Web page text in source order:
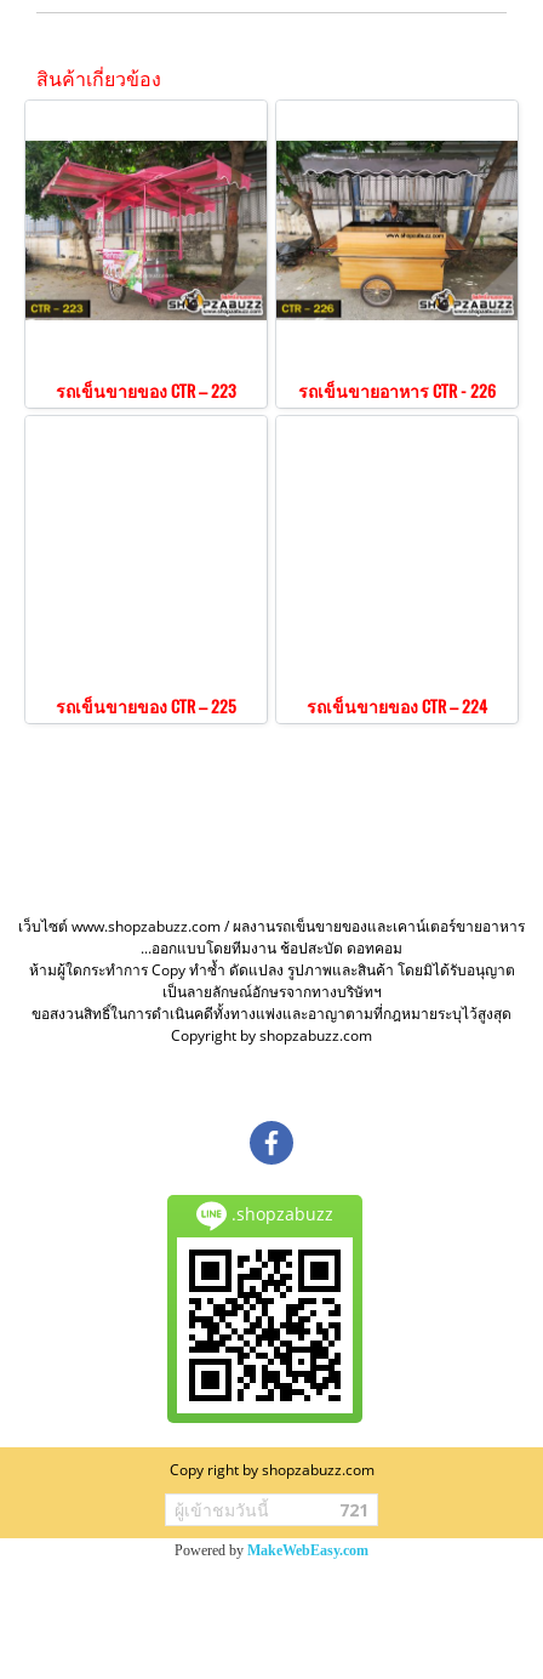
สินค้าเกี่ยวข้อง
รถเข็นขายของ CTR – 223 รถเข็นขายอาหาร CTR - 226
รถเข็นขายของ CTR – 225 รถเข็นขายของ CTR – 224
เว็บไซต์ www.shopzabuzz.com / ผลงานรถเข็นขายของและเคาน์เตอร์ขายอาหาร
...ออกแบบโดยทีมงาน ช้อปสะบัด ดอทคอม
ห้ามผู้ใดกระทำการ Copy ทำซ้ำ ดัดแปลง รูปภาพและสินค้า โดยมิได้รับอนุญาต
เป็นลายลักษณ์อักษรจากทางบริษัทฯ
ขอสงวนสิทธิ์ในการดำเนินคดีทั้งทางแพ่งและอาญาตามที่กฎหมายระบุไว้สูงสุด
Copyright by shopzabuzz.com
.shopzabuzz
Copy right by shopzabuzz.com
ผู้เข้าชมวันนี้ 721
Powered by MakeWebEasy.com